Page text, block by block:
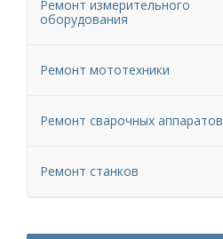
Ремонт измерительного
оборудования
Ремонт мототехники
Ремонт сварочных аппаратов
Ремонт станков